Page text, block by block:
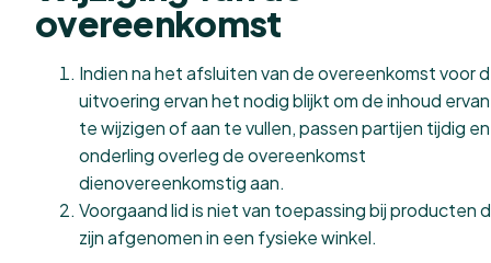
overeenkomst
Indien na het afsluiten van de overeenkomst voor
uitvoering ervan het nodig blijkt om de inhoud ervan
te wijzigen of aan te vullen, passen partijen tijdig
onderling overleg de overeenkomst
dienovereenkomstig aan.
Voorgaand lid is niet van toepassing bij producten
zijn afgenomen in een fysieke winkel.